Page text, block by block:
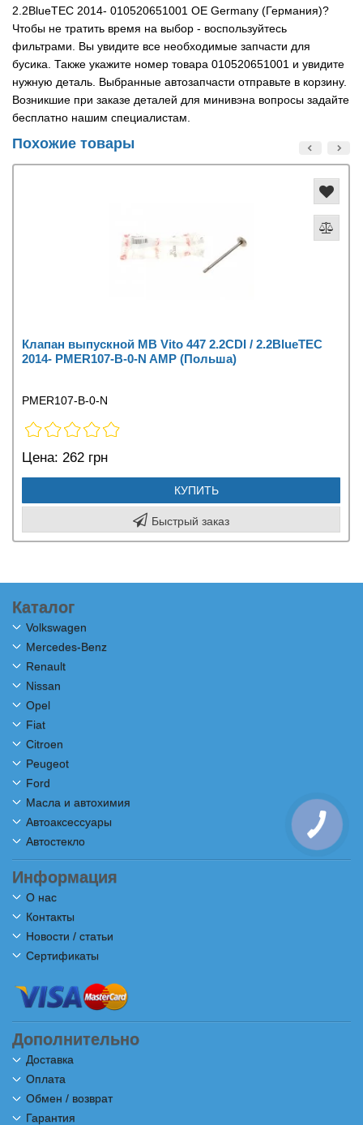
2.2BlueTEC 2014- 010520651001 OE Germany (Германия)?
Чтобы не тратить время на выбор - воспользуйтесь
фильтрами. Вы увидите все необходимые запчасти для
бусика. Также укажите номер товара 010520651001 и увидите
нужную деталь. Выбранные автозапчасти отправьте в корзину.
Возникшие при заказе деталей для минивэна вопросы задайте
бесплатно нашим специалистам.
Похожие товары
Клапан выпускной MB Vito 447 2.2CDI / 2.2BlueTEC
2014- PMER107-B-0-N AMP (Польша)
PMER107-B-0-N
Цена: 262 грн
КУПИТЬ
Быстрый заказ
Каталог
Volkswagen
Mercedes-Benz
Renault
Nissan
Opel
Fiat
Citroen
Peugeot
Ford
Масла и автохимия
Автоаксессуары
Автостекло
Информация
О нас
Контакты
Новости / статьи
Сертификаты
Дополнительно
Доставка
Оплата
Обмен / возврат
Гарантия